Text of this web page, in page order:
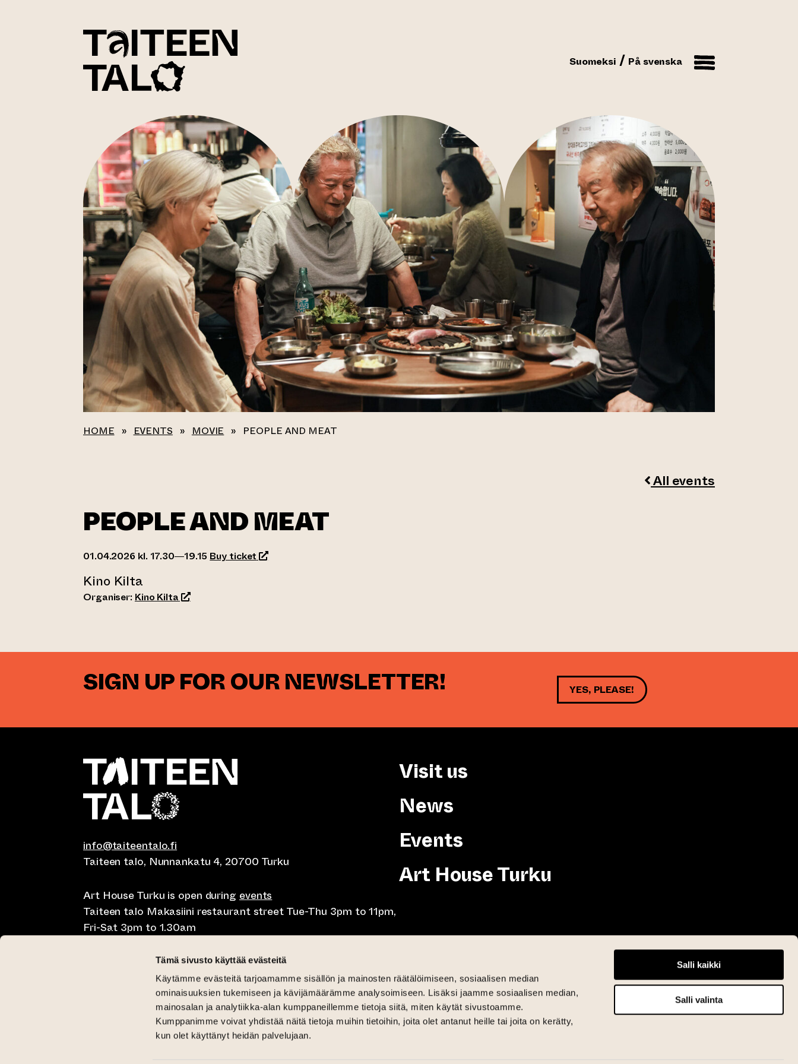
Tämä sivusto käyttää evästeitä
Käytämme evästeitä tarjoamamme sisällön ja mainosten räätälöimiseen, sosiaalisen median
ominaisuuksien tukemiseen ja kävijämäärämme analysoimiseen. Lisäksi jaamme sosiaalisen median,
mainosalan ja analytiikka-alan kumppaneillemme tietoja siitä, miten käytät sivustoamme.
Kumppanimme voivat yhdistää näitä tietoja muihin tietoihin, joita olet antanut heille tai joita on kerätty,
kun olet käyttänyt heidän palvelujaan.
Salli kaikki
Salli valinta
Suomeksi På svenska
HOME » EVENTS » MOVIE » PEOPLE AND MEAT
All events
PEOPLE AND MEAT
01.04.2026 kl. 17.30—19.15 Buy ticket (opens an external website)
Kino Kilta
Organiser: Kino Kilta(opens an external website)
SIGN UP FOR OUR NEWSLETTER! YES, PLEASE!
info@taiteentalo.fi
Taiteen talo, Nunnankatu 4, 20700 Turku
Art House Turku is open during events
Taiteen talo Makasiini restaurant street Tue-Thu 3pm to 11pm,
Fri-Sat 3pm to 1.30am
Café Elephanten Sun-Mon 10am to 8pm, Tue-Thu 10am to
11pm, Fri-Sat 10am to 1.30am
Restaurant Pegasus Taiteen talo Mon-Fri lunch 10.30-15,
Saturday lunch 11am to 3pm and Sunday brunch 11am until 3pm
Critical Gallery Tue-Sun 12pm until 6pm
Gallery Aski Tue-Fri 12pm until 6pm and Sat-Sun 12pm until 4pm
Visit us
News
Events
Art House Turku